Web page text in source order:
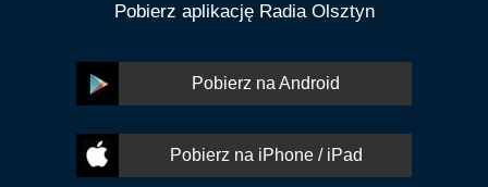
Pobierz aplikację Radia Olsztyn
Pobierz na Android
Pobierz na iPhone / iPad